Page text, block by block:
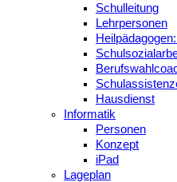
Schulleitung
Lehrpersonen
Hausdienst
Informatik
Personen
Konzept
iPad
Lageplan